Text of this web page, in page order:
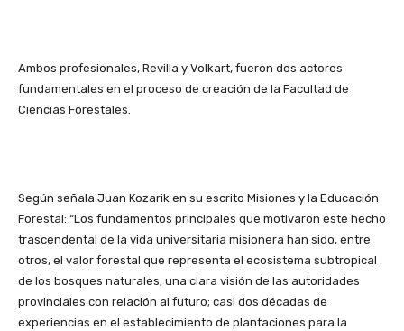
Ambos profesionales, Revilla y Volkart, fueron dos actores
fundamentales en el proceso de creación de la Facultad de
Ciencias Forestales.
Según señala Juan Kozarik en su escrito Misiones y la Educación
Forestal: “Los fundamentos principales que motivaron este hecho
trascendental de la vida universitaria misionera han sido, entre
otros, el valor forestal que representa el ecosistema subtropical
de los bosques naturales; una clara visión de las autoridades
provinciales con relación al futuro; casi dos décadas de
experiencias en el establecimiento de plantaciones para la